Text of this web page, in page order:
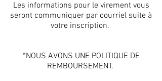
Les informations pour le virement vous
seront communiquer par courriel suite à
votre inscription.
*NOUS AVONS UNE POLITIQUE DE
REMBOURSEMENT.